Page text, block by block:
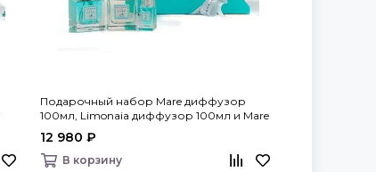
Подарочный набор Mare диффузор
100мл, Limonaia диффузор 100мл и Mare
12 980 ₽
В корзину